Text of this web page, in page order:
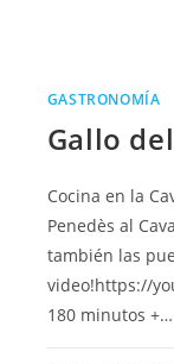
GASTRONOMÍA
Gallo
Cocina en la
Penedès al
también las
video!https://
180 minutos +…